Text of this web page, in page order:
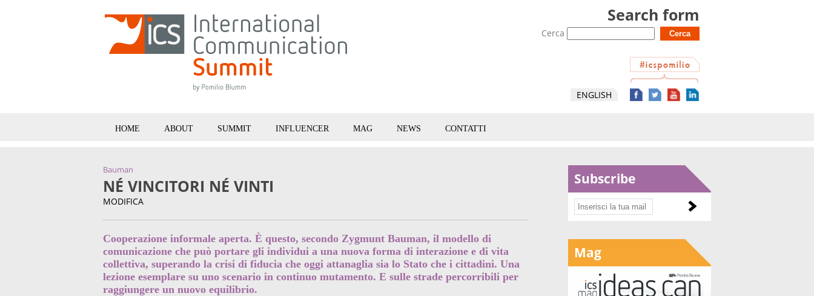
Search form
Cerca
ENGLISH
HOME ABOUT SUMMIT INFLUENCER MAG NEWS CONTATTI
Bauman
NÉ VINCITORI NÉ VINTI
MODIFICA
Cooperazione informale aperta. È questo, secondo Zygmunt Bauman, il modello di
comunicazione che può portare gli individui a una nuova forma di interazione e di vita
collettiva, superando la crisi di fiducia che oggi attanaglia sia lo Stato che i cittadini. Una
lezione esemplare su uno scenario in continuo mutamento. E sulle strade percorribili per
raggiungere un nuovo equilibrio.
Subscribe
Mag